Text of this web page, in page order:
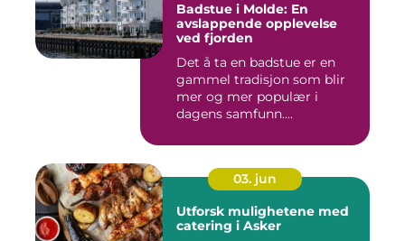
Badstue i Molde: En
avslappende opplevelse
ved fjorden
Det å ta en badstue er en
gammel tradisjon som blir
mer og mer populær i
dagens samfunn....
03. jun
Utforsk mulighetene med
catering i Asker